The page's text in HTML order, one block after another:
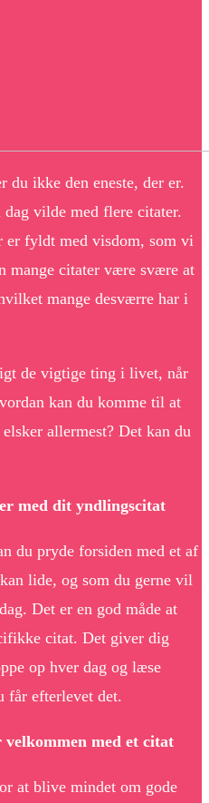
du ikke den eneste, der er.
vilde med flere citater.
er fyldt med visdom, som vi
mange citater være svære at
mange desværre har i
de vigtige ting i livet, når
kan du komme til at
allermest? Det kan du
med dit yndlingscitat
du pryde forsiden med et af
lide, og som du gerne vil
Det er en god måde at
citat. Det giver dig
op hver dag og læse
får efterlevet det.
med et citat
at blive mindet om gode